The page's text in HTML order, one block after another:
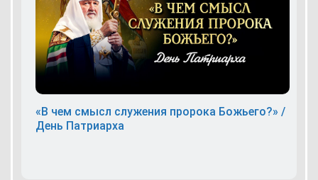
«В чем смысл служения пророка Божьего?» /
День Патриарха